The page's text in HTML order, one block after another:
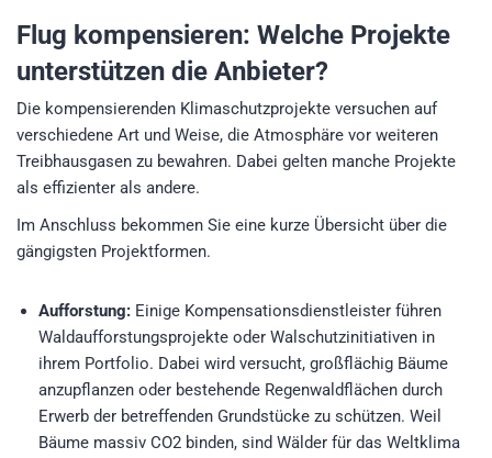
Flug kompensieren: Welche Projekte
unterstützen die Anbieter?
Die kompensierenden Klimaschutzprojekte versuchen auf
verschiedene Art und Weise, die Atmosphäre vor weiteren
Treibhausgasen zu bewahren. Dabei gelten manche Projekte
als effizienter als andere.
Im Anschluss bekommen Sie eine kurze Übersicht über die
gängigsten Projektformen.
Aufforstung: Einige Kompensationsdienstleister führen
Waldaufforstungsprojekte oder Walschutzinitiativen in
ihrem Portfolio. Dabei wird versucht, großflächig Bäume
anzupflanzen oder bestehende Regenwaldflächen durch
Erwerb der betreffenden Grundstücke zu schützen. Weil
Bäume massiv CO2 binden, sind Wälder für das Weltklima